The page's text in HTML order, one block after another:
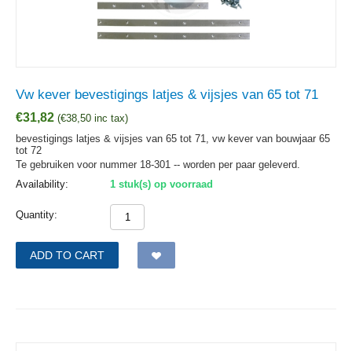
Vw kever bevestigings latjes & vijsjes van 65 tot 71
€31,82 (€38,50 inc tax)
bevestigings latjes & vijsjes van 65 tot 71, vw kever van bouwjaar 65
tot 72
Te gebruiken voor nummer 18-301 -- worden per paar geleverd.
Availability:
1 stuk(s) op voorraad
Quantity:
ADD TO CART